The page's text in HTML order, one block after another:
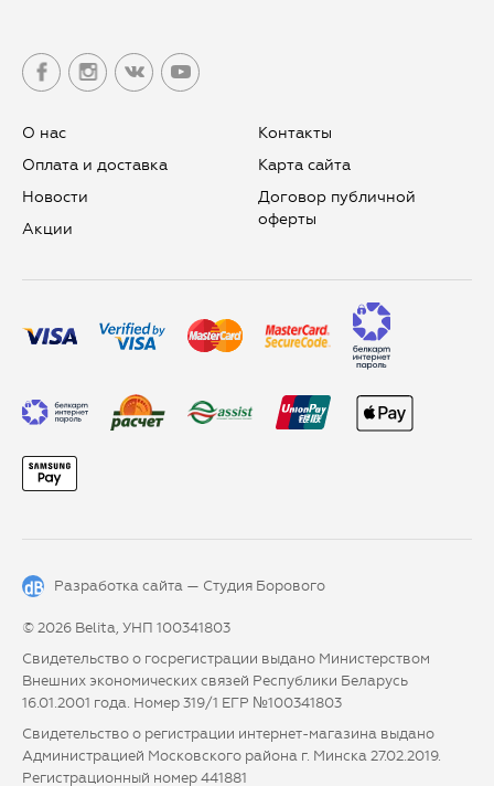
О нас
Оплата и доставка
Новости
Aкции
Контакты
Карта сайта
Договор публичной
оферты
Разработка сайта — Студия Борового
© 2026 Belita, УНП 100341803
Свидетельство о госрегистрации выдано Министерством
Внешних экономических связей Республики Беларусь
16.01.2001 года. Номер 319/1 ЕГР №100341803
Свидетельство о регистрации интернет-магазина выдано
Администрацией Московского района г. Минска 27.02.2019.
Регистрационный номер 441881